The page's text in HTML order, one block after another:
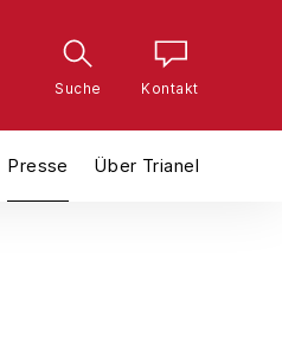
Suche Kontakt
Presse Über Trianel